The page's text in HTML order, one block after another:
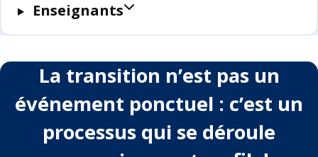
Enseignants
La transition n’est pas un
événement ponctuel : c’est un
processus qui se déroule